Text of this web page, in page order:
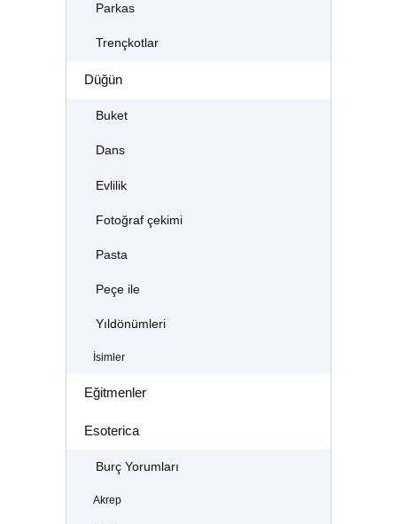
Parkas
Trençkotlar
Düğün
Buket
Dans
Evlilik
Fotoğraf çekimi
Pasta
Peçe ile
Yıldönümleri
İsimler
Eğitmenler
Esoterica
Burç Yorumları
Akrep